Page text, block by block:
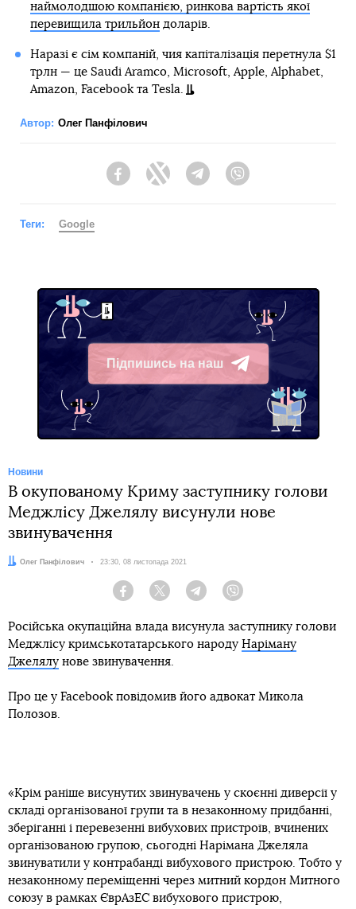
наймолодшою компанією, ринкова вартість якої
перевищила трильйондоларів.
Наразі є сім компаній, чия капіталізація перетнула $1
трлн — це Saudi Aramco, Microsoft, Apple, Alphabet,
Amazon, Facebook та Tesla.
Автор: Олег Панфілович
FacebookTwitter Telegram
Теги: Google
Підпишись на наш
Telegram
Новини
В окупованому Криму заступнику голови
Меджлісу Джелялу висунули нове
звинувачення
Автор:
Олег Панфілович Дата:
23:30, 08 листопада 2021
Facebook Twitter Telegram
Російська окупаційна влада висунула заступнику голови
Меджлісу кримськотатарського народу Наріману
Джелялу нове звинувачення.
Про це у Facebook повідомив його адвокат Микола
Полозов.
«Крім раніше висунутих звинувачень у скоєнні диверсії у
складі організованої групи та в незаконному придбанні,
зберіганні і перевезенні вибухових пристроїв, вчинених
організованою групою, сьогодні Нарімана Джеляла
звинуватили у контрабанді вибухового пристрою. Тобто у
незаконному переміщенні через митний кордон Митного
союзу в рамках ЄврАзЕС вибухового пристрою,